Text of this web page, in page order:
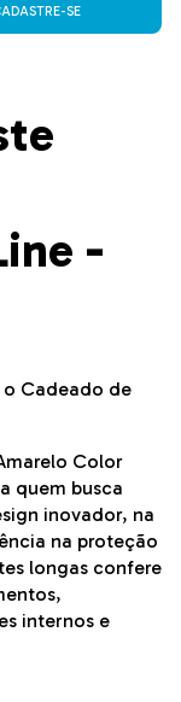
SE
-
Cadeado de
Color
quem busca
inovador, na
na proteção
longas confere
internos e